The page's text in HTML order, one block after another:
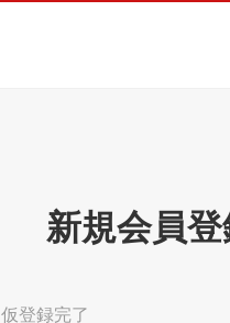
新規会員
仮登録完了